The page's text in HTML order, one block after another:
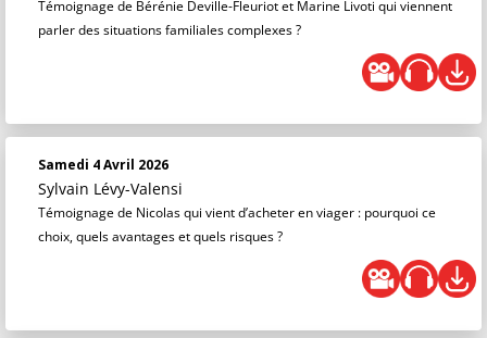
Témoignage de Bérénie Deville-Fleuriot et Marine Livoti qui viennent
parler des situations familiales complexes ?
Samedi 4 Avril 2026
Sylvain Lévy-Valensi
Témoignage de Nicolas qui vient d’acheter en viager : pourquoi ce
choix, quels avantages et quels risques ?